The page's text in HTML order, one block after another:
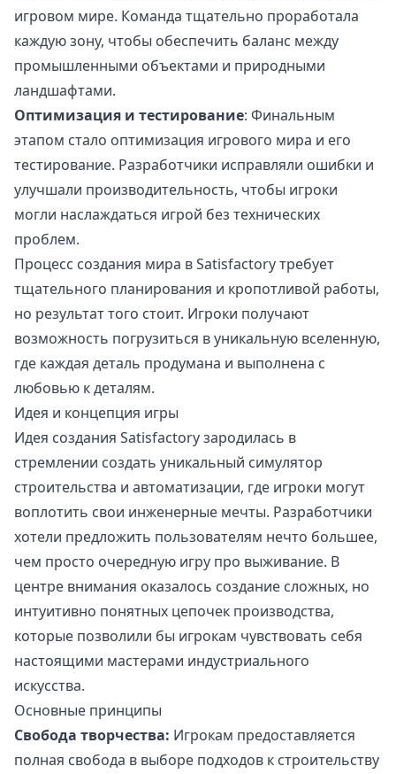
игровом мире. Команда тщательно проработала
каждую зону, чтобы обеспечить баланс между
промышленными объектами и природными
ландшафтами.
Оптимизация и тестирование: Финальным
этапом стало оптимизация игрового мира и его
тестирование. Разработчики исправляли ошибки и
улучшали производительность, чтобы игроки
могли наслаждаться игрой без технических
проблем.
Процесс создания мира в Satisfactory требует
тщательного планирования и кропотливой работы,
но результат того стоит. Игроки получают
возможность погрузиться в уникальную вселенную,
где каждая деталь продумана и выполнена с
любовью к деталям.
Идея и концепция игры
Идея создания Satisfactory зародилась в
стремлении создать уникальный симулятор
строительства и автоматизации, где игроки могут
воплотить свои инженерные мечты. Разработчики
хотели предложить пользователям нечто большее,
чем просто очередную игру про выживание. В
центре внимания оказалось создание сложных, но
интуитивно понятных цепочек производства,
которые позволили бы игрокам чувствовать себя
настоящими мастерами индустриального
искусства.
Основные принципы
Свобода творчества: Игрокам предоставляется
полная свобода в выборе подходов к строительству